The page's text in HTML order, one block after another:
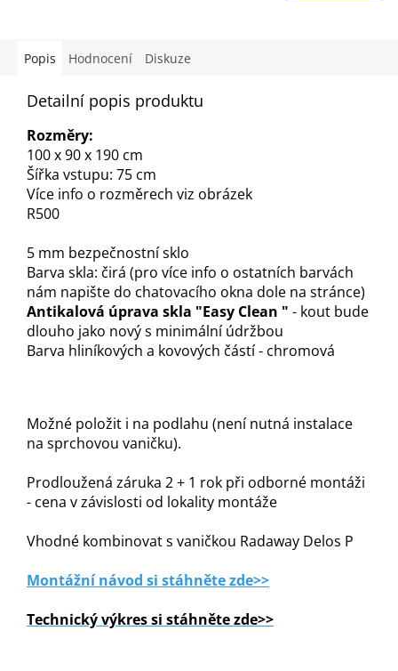
hvězdiček.
Popis Hodnocení Diskuze
Detailní popis produktu
Rozměry:
100 x 90 x 190 cm
Šířka vstupu: 75 cm
Více info o rozměrech viz obrázek
R500
5 mm bezpečnostní sklo
Barva skla: čirá (pro více info o ostatních barvách
nám napište do chatovacího okna dole na stránce)
Antikalová úprava skla "Easy Clean " - kout bude
dlouho jako nový s minimální údržbou
Barva hliníkových a kovových částí - chromová
Možné položit i na podlahu (není nutná instalace
na sprchovou vaničku).
Prodloužená záruka 2 + 1 rok při odborné montáži
- cena v závislosti od lokality montáže
Vhodné kombinovat s vaničkou Radaway Delos P
Montážní návod si stáhněte zde>>
Technický výkres si stáhněte zde>>